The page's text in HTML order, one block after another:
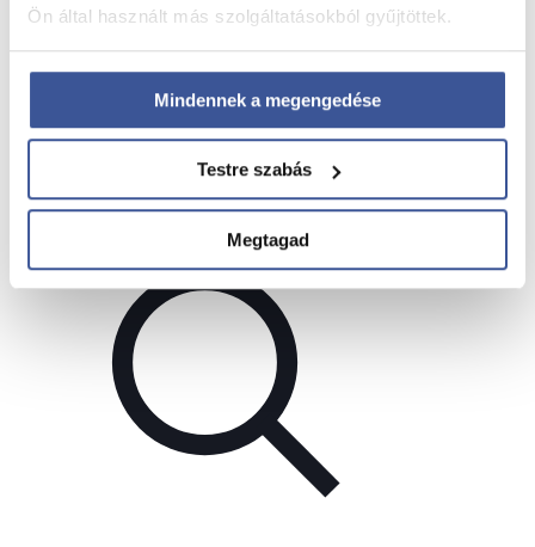
Ön által használt más szolgáltatásokból gyűjtöttek.
Mindennek a megengedése
Testre szabás
Megtagad
2026. július 28.
Nyári hidratálás – mit igyunk a melegben?